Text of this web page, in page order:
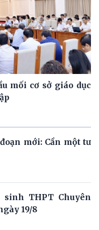
mối cơ sở giáo dục
mới: Cần một tư
THPT Chuyên
19/8